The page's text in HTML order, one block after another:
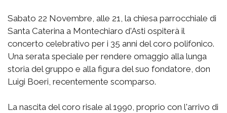
Sabato 22 Novembre, alle 21, la chiesa parrocchiale di
Santa Caterina a Montechiaro d'Asti ospiterà il
concerto celebrativo per i 35 anni del coro polifonico.
Una serata speciale per rendere omaggio alla lunga
storia del gruppo e alla figura del suo fondatore, don
Luigi Boeri, recentemente scomparso.
La nascita del coro risale al 1990, proprio con l'arrivo di